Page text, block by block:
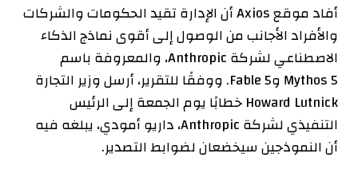
أفاد موقع Axios أن الإدارة تقيد الحكومات والشركات
والأفراد الأجانب من الوصول إلى أقوى نماذج الذكاء
الاصطناعي لشركة Anthropic، والمعروفة باسم
Mythos 5 وFable 5. ووفقًا للتقرير، أرسل وزير التجارة
Howard Lutnick خطابًا يوم الجمعة إلى الرئيس
التنفيذي لشركة Anthropic، داريو أمودي، يبلغه فيه
أن النموذجين سيخضعان لضوابط التصدير.